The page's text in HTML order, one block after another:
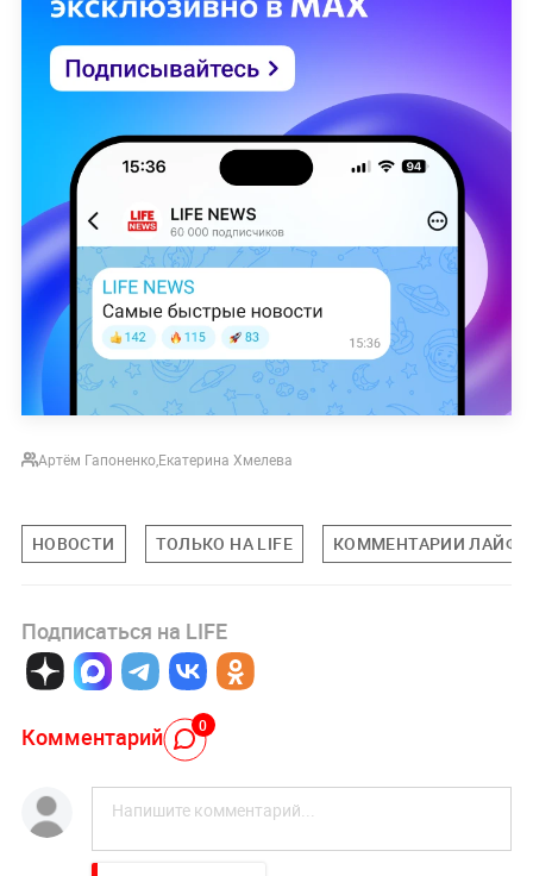
Артём Гапоненко,Екатерина Хмелева
НОВОСТИ ТОЛЬКО НА LIFE КОММЕНТАРИИ ЛАЙФУ
Подписаться на LIFE
Комментарий 0